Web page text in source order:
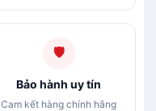
🛡
Bảo hành uy tín
Cam kết hàng chính hãng